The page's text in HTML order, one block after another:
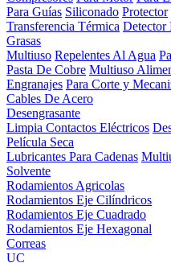
Para Guías Siliconado Protector
Transferencia Térmica Detector
Grasas
Multiuso Repelentes Al Agua
Pasta De Cobre Multiuso
Engranajes Para Corte y
Cables De Acero
Desengrasante
Limpia Contactos Eléctricos
Película Seca
Lubricantes Para Cadenas
Solvente
Rodamientos Agricolas
Rodamientos Eje Cilíndricos
Rodamientos Eje Cuadrado
Rodamientos Eje Hexagonal
Correas
UC